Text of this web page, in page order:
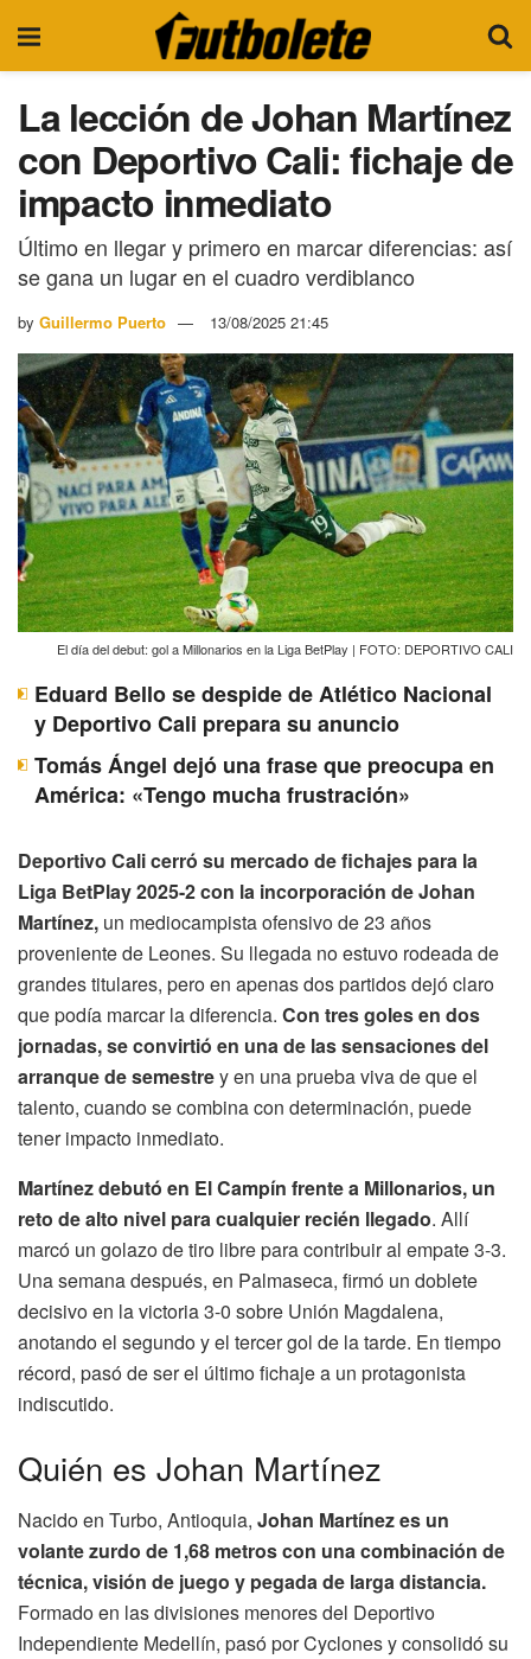
La lección de Johan Martínez
con Deportivo Cali: fichaje de
impacto inmediato
Último en llegar y primero en marcar diferencias: así
se gana un lugar en el cuadro verdiblanco
by Guillermo Puerto 13/08/2025 21:45
El día del debut: gol a Millonarios en la Liga BetPlay | FOTO: DEPORTIVO CALI
Eduard Bello se despide de Atlético Nacional
y Deportivo Cali prepara su anuncio
Tomás Ángel dejó una frase que preocupa en
América: «Tengo mucha frustración»
Deportivo Cali cerró su mercado de fichajes para la
Liga BetPlay 2025-2 con la incorporación de Johan
Martínez, un mediocampista ofensivo de 23 años
proveniente de Leones. Su llegada no estuvo rodeada de
grandes titulares, pero en apenas dos partidos dejó claro
que podía marcar la diferencia. Con tres goles en dos
jornadas, se convirtió en una de las sensaciones del
arranque de semestrey en una prueba viva de que el
talento, cuando se combina con determinación, puede
tener impacto inmediato.
Martínez debutó en El Campín frente a Millonarios, un
reto de alto nivel para cualquier recién llegado. Allí
marcó un golazo de tiro libre para contribuir al empate 3-3.
Una semana después, en Palmaseca, firmó un doblete
decisivo en la victoria 3-0 sobre Unión Magdalena,
anotando el segundo y el tercer gol de la tarde. En tiempo
récord, pasó de ser el último fichaje a un protagonista
indiscutido.
Quién es Johan Martínez
Nacido en Turbo, Antioquia, Johan Martínez es un
volante zurdo de 1,68 metros con una combinación de
técnica, visión de juego y pegada de larga distancia.
Formado en las divisiones menores del Deportivo
Independiente Medellín, pasó por Cyclones y consolidó su